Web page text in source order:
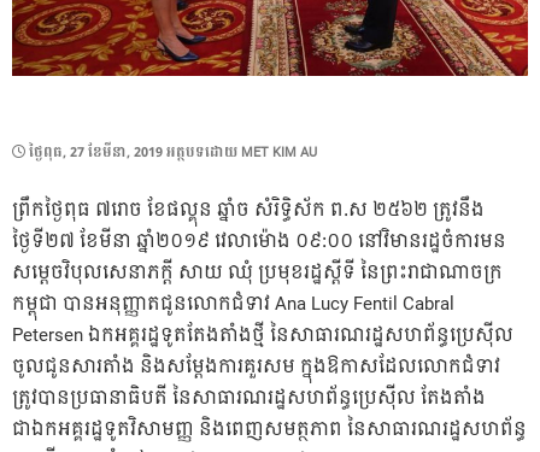
POSTED
ថ្ងៃ​ពុធ, 27 ខែ​មីនា, 2019អត្ថបទដោយ MET KIM AU
ព្រឹកថ្ងៃពុធ ៧រោច ខែផល្គុន ឆ្នាំច សំរិទ្ធិស័ក ព.ស ២៥៦២ ត្រូវនឹង
ថ្ងៃទី២៧ ខែមីនា ឆ្នាំ២០១៩ វេលាម៉ោង ០៩:០០ នៅវិមានរដ្ឋចំការមន
សម្តេចវិបុលសេនាភក្តី សាយ ឈុំ ប្រមុខរដ្ឋស្តីទី នៃព្រះរាជាណាចក្រ
កម្ពុជា បានអនុញ្ញាតជូនលោកជំទាវ Ana Lucy Fentil Cabral
Petersen ឯកអគ្គរដ្ឋទូតតែងតាំងថ្មី នៃសាធារណរដ្ឋសហព័ន្ធប្រេស៊ីល
ចូលជូនសារតាំង និងសម្តែងការគួរសម ក្នុងឱកាសដែលលោកជំទាវ
ត្រូវបានប្រធានាធិបតី នៃសាធារណរដ្ឋសហព័ន្ធប្រេស៊ីល តែងតាំង
ជាឯកអគ្គរដ្ឋទូតវិសាមញ្ញ និងពេញសមត្ថភាព នៃសាធារណរដ្ឋសហព័ន្ធ